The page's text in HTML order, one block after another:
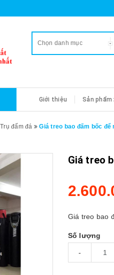
Chọn danh mục
Giới thiệu Sản phẩm
đấm đá Giá treo bao đấm bốc để
Giá treo
Giá treo bao
Số lượng
-